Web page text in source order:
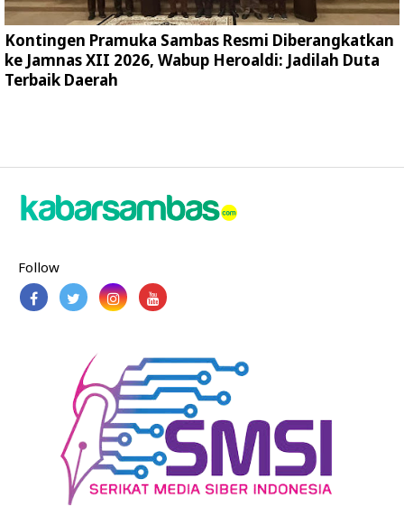
Kontingen Pramuka Sambas Resmi Diberangkatkan
ke Jamnas XII 2026, Wabup Heroaldi: Jadilah Duta
Terbaik Daerah
Follow